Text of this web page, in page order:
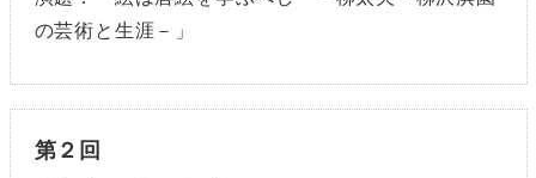
の芸術と生涯－」
第２回